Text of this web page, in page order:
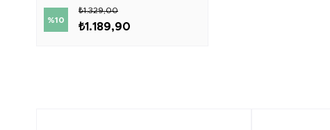
%10
₺1.189,90
₺1.329,00